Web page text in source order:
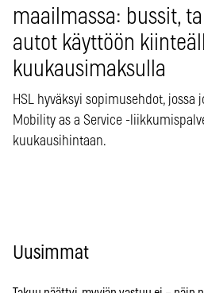
maailmassa: bussit,
autot käyttöön
kuukausimaksulla
HSL hyväksyi sopimusehdot,
Mobility as a Service -
kuukausihintaan.
Uusimmat